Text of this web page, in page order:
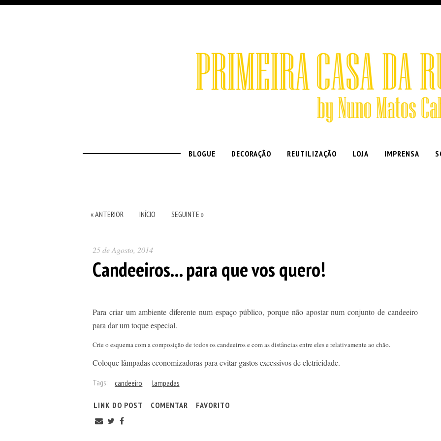
BLOGUE DECORAÇÃO REUTILIZAÇÃO LOJA IMPRENSA
« ANTERIOR INÍCIO SEGUINTE »
25 de Agosto, 2014
Candeeiros... para que vos quero!
Para criar um ambiente diferente num espaço público, porque não apostar num conjunto de candeeiro
para dar um toque especial.
Crie o esquema com a composição de todos os candeeiros e com as distâncias entre eles e relativamente ao chão.
Coloque lâmpadas economizadoras para evitar gastos excessivos de eletricidade.
Tags: candeeiro lampadas
LINK DO POST COMENTAR FAVORITO